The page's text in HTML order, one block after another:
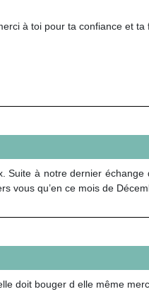
à toi pour ta confiance et
Suite à notre dernier
vous qu’en ce mois de
doit bouger d elle même